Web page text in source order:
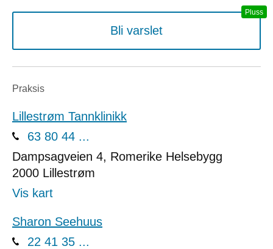
Bli varslet
Praksis
Lillestrøm Tannklinikk
63 80 44 ...
Dampsagveien 4, Romerike Helsebygg
2000 Lillestrøm
Vis kart
Sharon Seehuus
22 41 35 ...